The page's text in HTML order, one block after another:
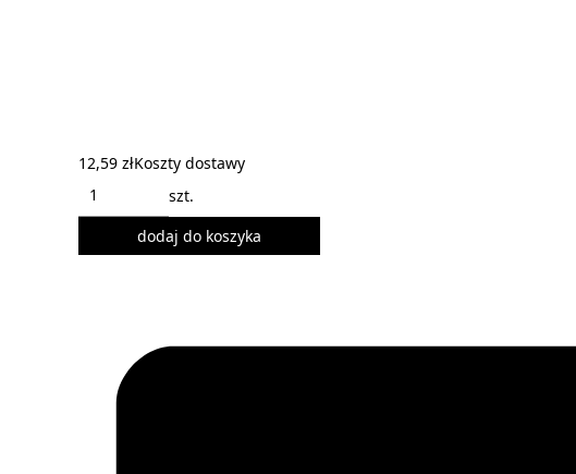
12,59 złKoszty dostawy
szt.
dodaj do koszyka